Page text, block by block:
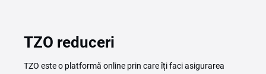
TZO reduceri
TZO este o platformă online prin care îți faci asigurarea